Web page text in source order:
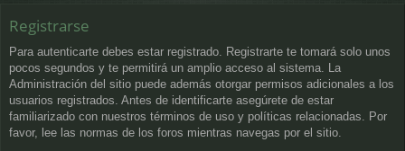
Registrarse
Para autenticarte debes estar registrado. Registrarte te tomará solo unos
pocos segundos y te permitirá un amplio acceso al sistema. La
Administración del sitio puede además otorgar permisos adicionales a los
usuarios registrados. Antes de identificarte asegúrete de estar
familiarizado con nuestros términos de uso y políticas relacionadas. Por
favor, lee las normas de los foros mientras navegas por el sitio.